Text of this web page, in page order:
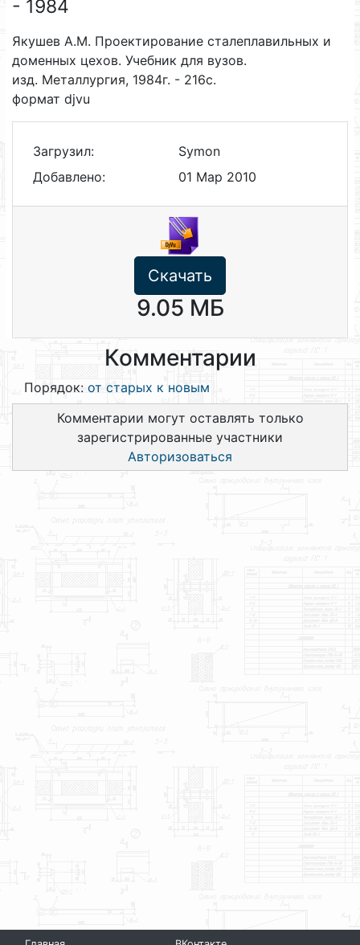
- 1984
Якушев А.М. Проектирование сталеплавильных и
доменных цехов. Учебник для вузов.
изд. Металлургия, 1984г. - 216с.
формат djvu
Загрузил:
Symon
Добавлено:
01 Мар 2010
Скачать
9.05 МБ
Комментарии
Порядок: от старых к новым
Комментарии могут оставлять только
зарегистрированные участники
Авторизоваться